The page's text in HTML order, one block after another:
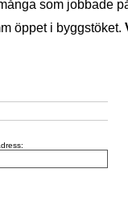
som jobbade
öppet i byggstöket.